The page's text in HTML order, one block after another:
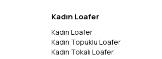
Kadın Loafer
Kadın Loafer
Kadın Topuklu Loafer
Kadın Tokalı Loafer